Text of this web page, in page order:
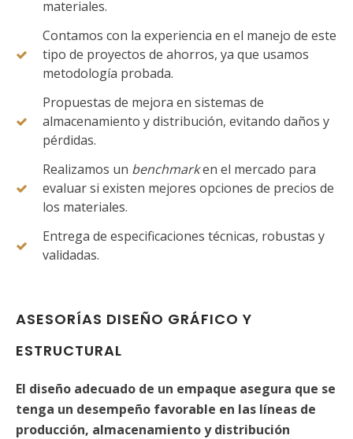
materiales.
Contamos con la experiencia en el manejo de este
tipo de proyectos de ahorros, ya que usamos
metodología probada.
Propuestas de mejora en sistemas de
almacenamiento y distribución, evitando daños y
pérdidas.
Realizamos un benchmarken el mercado para
evaluar si existen mejores opciones de precios de
los materiales.
Entrega de especificaciones técnicas, robustas y
validadas.
ASESORÍAS DISEÑO GRÁFICO Y
ESTRUCTURAL
El diseño adecuado de un empaque asegura que se
tenga un desempeño favorable en las líneas de
producción, almacenamiento y distribución